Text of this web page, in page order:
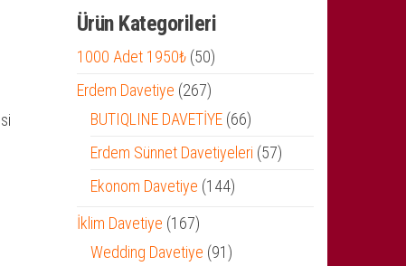
Ürün Kategorileri
1000 Adet 1950₺ 5050
ürün
Erdem Davetiye 267267
ürün
BUTIQLINE DAVETİYE 6666
ürün
Erdem Sünnet Davetiyeleri 5757
Ekonom Davetiye 144144
İklim Davetiye 167167
ürün
Wedding Davetiye 9191